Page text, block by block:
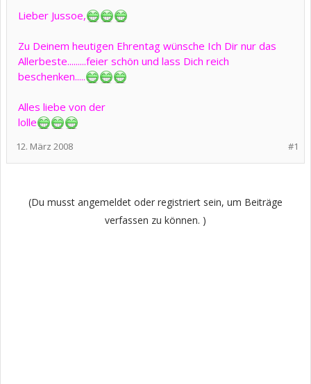
Lieber Jussoe,
Zu Deinem heutigen Ehrentag wünsche Ich Dir nur das
Allerbeste.........feier schön und lass Dich reich
beschenken.....
Alles liebe von der
lolle
#1
12. März 2008
(Du musst angemeldet oder registriert sein, um Beiträge
verfassen zu können. )